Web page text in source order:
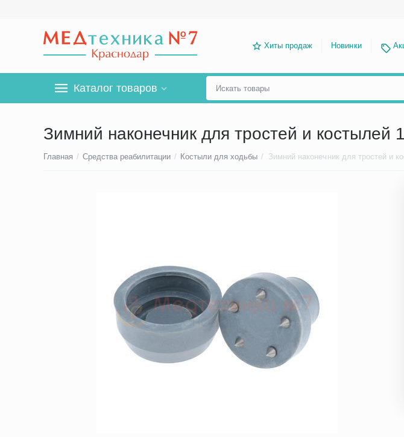
Хиты продаж Новинки
Каталог товаров
Зимний наконечник для тростей и костылей
Главная / Средства реабилитации / Костыли для ходьбы /